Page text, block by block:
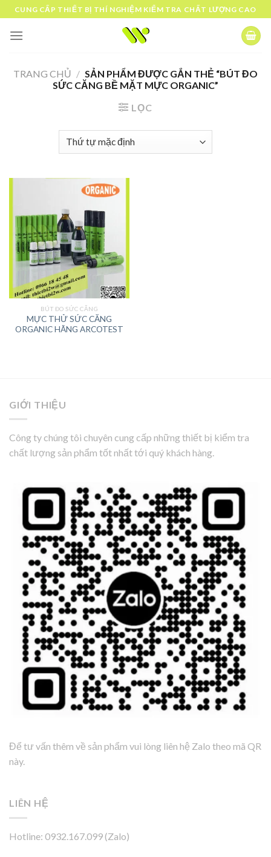
Skip
to
content
CUNG CẤP THIẾT BỊ THÍ NGHIỆM KIỂM TRA CHẤT LƯỢNG CAO
TRANG CHỦ / SẢN PHẨM ĐƯỢC GẮN THẺ “BÚT ĐO
SỨC CĂNG BỀ MẶT MỰC ORGANIC”
LỌC
BÚT ĐO SỨC CĂNG
MỰC THỬ SỨC CĂNG
ORGANIC HÃNG ARCOTEST
GIỚI THIỆU
Công ty chúng tôi chuyên cung cấp những thiết bị kiểm tra
chất lượng sản phẩm tốt nhất tới quý khách hàng.
Để tư vấn thêm về sản phẩm vui lòng liên hệ Zalo theo mã QR
này.
LIÊN HỆ
Hotline: 0932.167.099 (Zalo)